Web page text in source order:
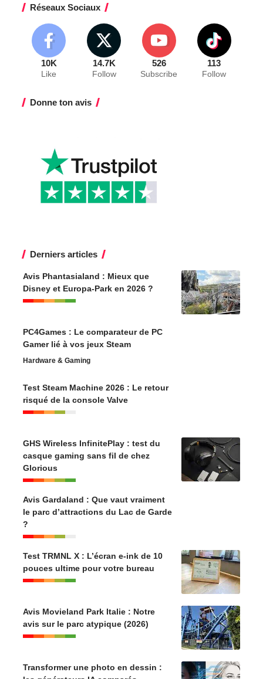
Réseaux Sociaux
10K
Like
14.7K
Follow
526
Subscribe
113
Follow
Donne ton avis
Derniers articles
Avis Phantasialand : Mieux que
Disney et Europa-Park en 2026 ?
PC4Games : Le comparateur de PC
Gamer lié à vos jeux Steam
Hardware & Gaming
Test Steam Machine 2026 : Le retour
risqué de la console Valve
GHS Wireless InfinitePlay : test du
casque gaming sans fil de chez
Glorious
Avis Gardaland : Que vaut vraiment
le parc d’attractions du Lac de Garde
?
Test TRMNL X : L’écran e-ink de 10
pouces ultime pour votre bureau
Avis Movieland Park Italie : Notre
avis sur le parc atypique (2026)
Transformer une photo en dessin :